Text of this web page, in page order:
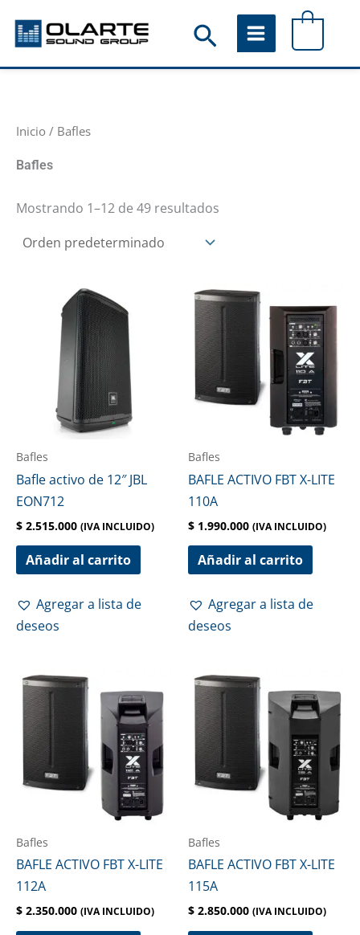
contenido
Buscar
Inicio / Bafles
Bafles
Mostrando 1–12 de 49 resultados
Bafles
Bafle activo de 12″ JBL
EON712
$ 2.515.000 (IVA INCLUIDO)
Añadir al carrito
Agregar a lista de
deseos
Bafles
BAFLE ACTIVO FBT X-LITE
110A
$ 1.990.000 (IVA INCLUIDO)
Añadir al carrito
Agregar a lista de
deseos
Bafles
BAFLE ACTIVO FBT X-LITE
112A
$ 2.350.000 (IVA INCLUIDO)
Bafles
BAFLE ACTIVO FBT X-LITE
115A
$ 2.850.000 (IVA INCLUIDO)